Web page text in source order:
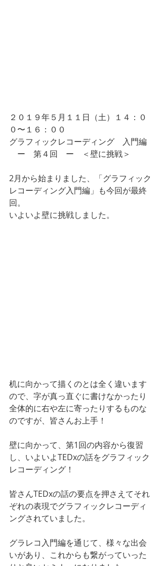
２０１９年５月１１日（土）１４：０
０〜１６：００
グラフィックレコーディング　入門編
ー　第４回　ー　＜壁に挑戦＞
2月から始まりました、「グラフィック
レコーディング入門編」も今回が最終
回。
いよいよ壁に挑戦しました。
机に向かって描くのとは全く違います
ので、字が真っ直ぐに書けなかったり
全体的に右や左に寄ったりするものな
のですが、皆さんお上手！
壁に向かって、第1回の内容から復習
し、いよいよTEDxの話をグラフィック
レコーディング！
皆さんTEDxの話の要点を押さえてそれ
ぞれの表現でグラフィックレコーディ
ングされていました。
グラレコ入門編を通じて、様々な出会
いがあり、これからも繋がっていった